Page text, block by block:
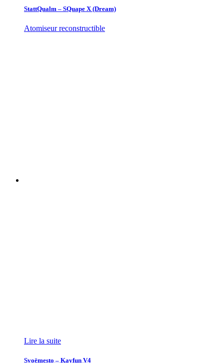
StattQualm – SQuape X (Dream)
Atomiseur reconstructible
Lire la suite
Svoëmesto – Kayfun V4